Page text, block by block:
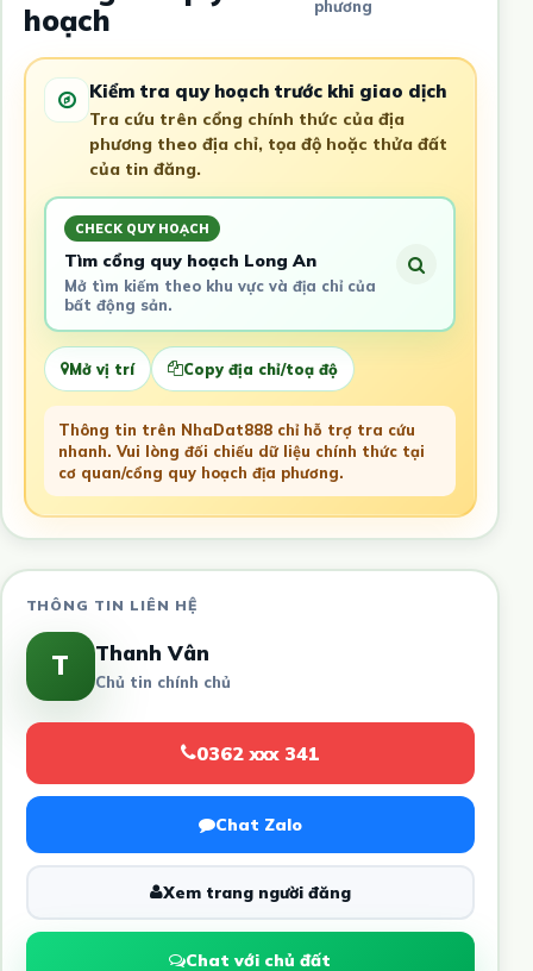
hoạch
phương
Kiểm tra quy hoạch trước khi giao dịch
Tra cứu trên cổng chính thức của địa
phương theo địa chỉ, tọa độ hoặc thửa đất
của tin đăng.
CHECK QUY HOẠCH
Tìm cổng quy hoạch Long An
Mở tìm kiếm theo khu vực và địa chỉ của
bất động sản.
Mở vị trí Copy địa chỉ/toạ độ
Thông tin trên NhaDat888 chỉ hỗ trợ tra cứu
nhanh. Vui lòng đối chiếu dữ liệu chính thức tại
cơ quan/cổng quy hoạch địa phương.
THÔNG TIN LIÊN HỆ
T Thanh Vân
Chủ tin chính chủ
0362 xxx 341
Chat Zalo
Xem trang người đăng
Chat với chủ đất